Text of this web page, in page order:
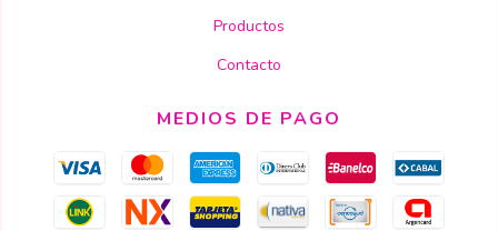
Productos
Contacto
MEDIOS DE PAGO